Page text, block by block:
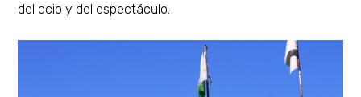
del ocio y del espectáculo.